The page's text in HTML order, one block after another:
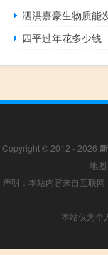
泗洪嘉豪生物质能
四平过年花多少钱
Copyright © 2012 - 2026
地图
声明：本站内容来自互联
本站仅为个